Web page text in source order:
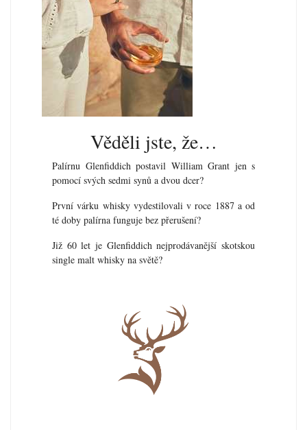
Věděli jste, že…
Palírnu Glenfiddich postavil William Grant jen s
pomocí svých sedmi synů a dvou dcer?
První várku whisky vydestilovali v roce 1887 a od
té doby palírna funguje bez přerušení?
Již 60 let je Glenfiddich nejprodávanější skotskou
single malt whisky na světě?